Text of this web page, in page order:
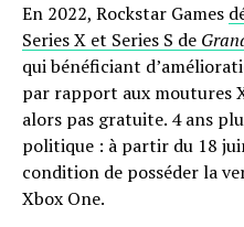
En 2022, Rockstar Games
Series X et Series S de
qui bénéficiant
par rapport aux moutures
alors pas gratuite. 4 ans
politique : à partir du 18
condition de posséder la
Xbox One.